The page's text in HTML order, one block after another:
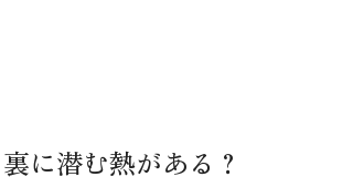
に潜む熱がある？